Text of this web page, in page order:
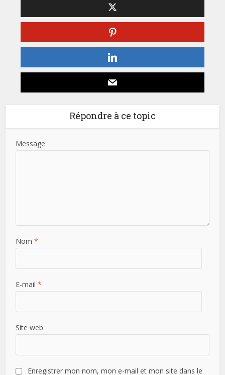
Répondre à ce topic
Message
Nom*
E-mail*
Site web
Enregistrer mon nom, mon e-mail et mon site dans le